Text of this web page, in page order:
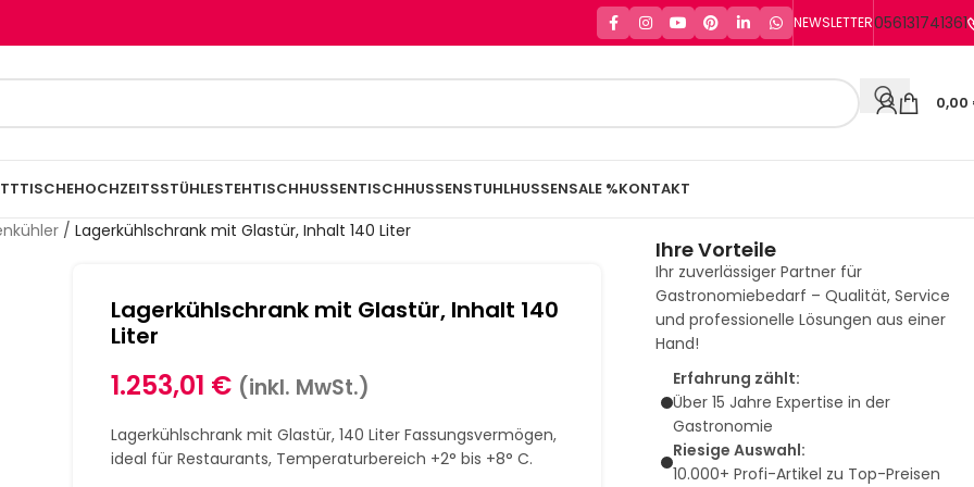
NEWSLETTER056131741361
0,00
HOCHZEITSSTÜHLESTEHTISCHHUSSENTISCHHUSSENSTUHLHUSSENSALE %KONTAKT
/ Lagerkühlschrank mit Glastür, Inhalt 140 Liter
Lagerkühlschrank mit Glastür, Inhalt 140
Liter
1.253,01 € (inkl. MwSt.)
Lagerkühlschrank mit Glastür, 140 Liter Fassungsvermögen,
ideal für Restaurants, Temperaturbereich +2° bis +8° C.
Ihre Vorteile
Ihr zuverlässiger Partner für
Gastronomiebedarf – Qualität, Service
und professionelle Lösungen aus einer
Hand!
Erfahrung zählt:
Über 15 Jahre Expertise in der
Gastronomie
Riesige Auswahl:
10.000+ Profi-Artikel zu Top-Preisen